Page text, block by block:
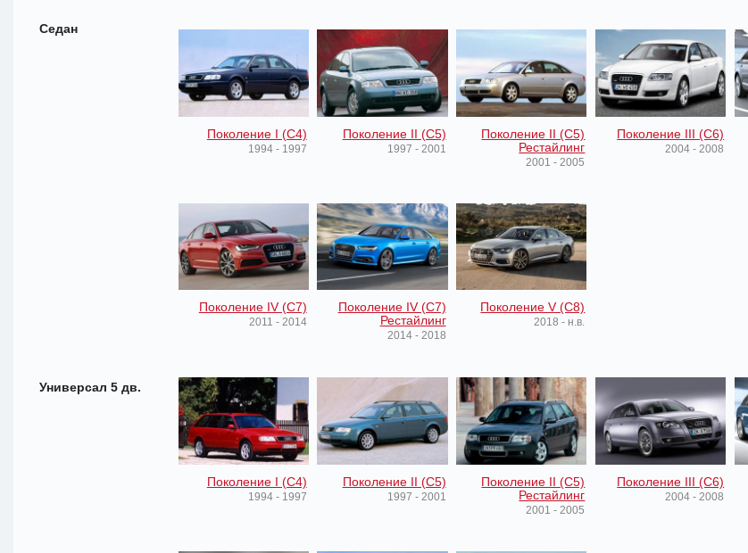
Седан
Поколение I (C4)
1994 - 1997
Поколение II (C5)
1997 - 2001
Поколение II (C5)
Рестайлинг
2001 - 2005
Поколение III (C6)
2004 - 2008
Поколение IV (C7)
2011 - 2014
Поколение IV (C7)
Рестайлинг
2014 - 2018
Поколение V (C8)
2018 - н.в.
Универсал 5 дв.
Поколение I (C4)
1994 - 1997
Поколение II (C5)
1997 - 2001
Поколение II (C5)
Рестайлинг
2001 - 2005
Поколение III (C6)
2004 - 2008